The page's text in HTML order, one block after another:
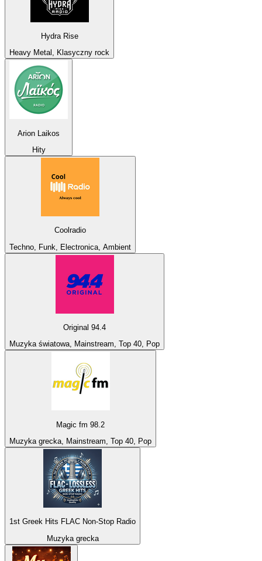
Hydra Rise
Heavy Metal, Klasyczny rock
Arion Laikos
Hity
Coolradio
Techno, Funk, Electronica, Ambient
Original 94.4
Muzyka światowa, Mainstream, Top 40, Pop
Magic fm 98.2
Muzyka grecka, Mainstream, Top 40, Pop
1st Greek Hits FLAC Non-Stop Radio
Muzyka grecka